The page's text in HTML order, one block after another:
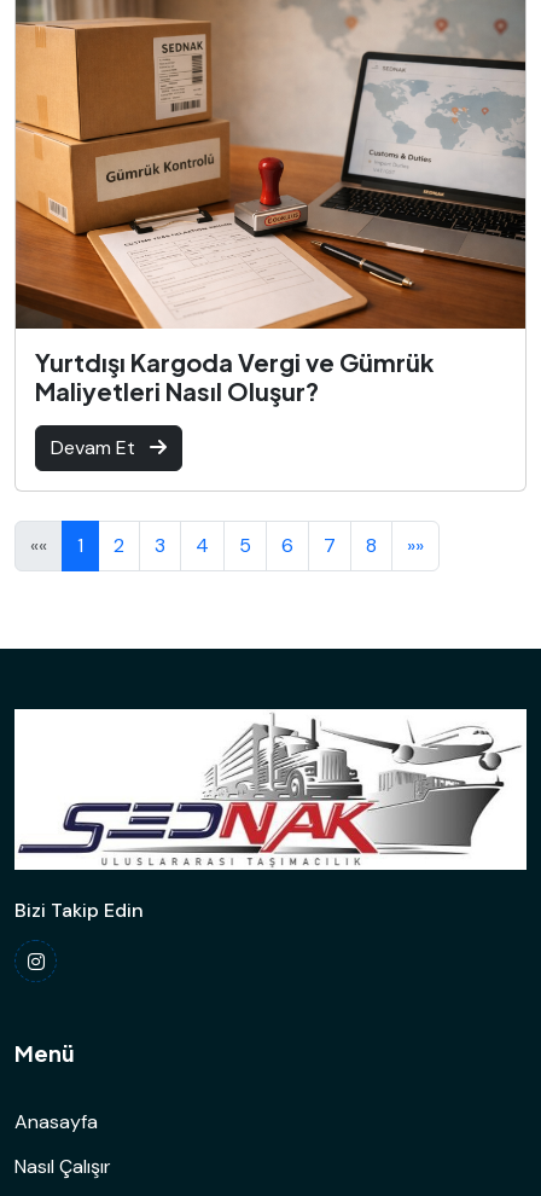
Yurtdışı Kargoda Vergi ve Gümrük
Maliyetleri Nasıl Oluşur?
Devam Et
«« 1 2 3 4 5 6 7 8 »»
Bizi Takip Edin
Menü
Anasayfa
Nasıl Çalışır